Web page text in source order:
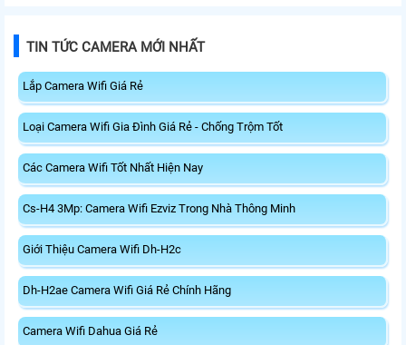
3.0 tốc độ cao hỗ trợ truyền tải dữ
liệu nhanh, kết hợp WPA3 tăng
TIN TỨC CAMERA MỚI NHẤT
Lắp Camera Wifi Giá Rẻ
Loại Camera Wifi Gia Đình Giá Rẻ - Chống Trộm Tốt
Các Camera Wifi Tốt Nhất Hiện Nay
Cs-H4 3Mp: Camera Wifi Ezviz Trong Nhà Thông Minh
Giới Thiệu Camera Wifi Dh-H2c
Dh-H2ae Camera Wifi Giá Rẻ Chính Hãng
Camera Wifi Dahua Giá Rẻ